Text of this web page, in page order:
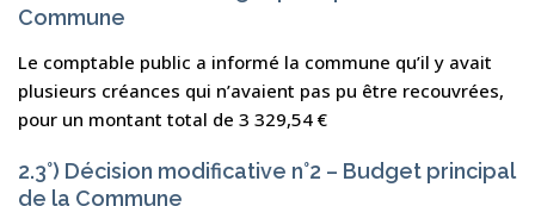
Commune
Le comptable public a informé la commune qu’il y avait
plusieurs créances qui n’avaient pas pu être recouvrées,
pour un montant total de 3 329,54 €
2.3°) Décision modificative n°2 – Budget principal
de la Commune